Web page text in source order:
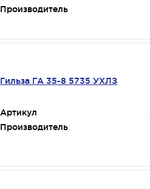
Производитель
Гильза ГА 35-8 5735 УХЛЗ
Артикул
Производитель